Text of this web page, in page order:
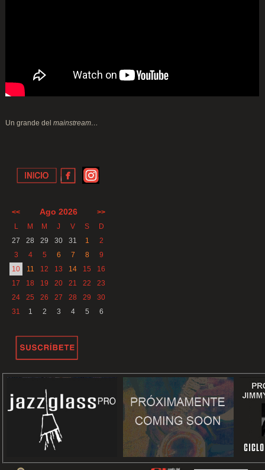
Un grande delmainstream…
<< Ago 2026
>>
L
M M J V S
D
27
28 29 30 31 1
2
3
4 5 6 7 8
9
10
11 12 13 14 15
16
17
18 19 20 21 22
23
24
25 26 27 28 29
30
31
1 2 3 4 5 6